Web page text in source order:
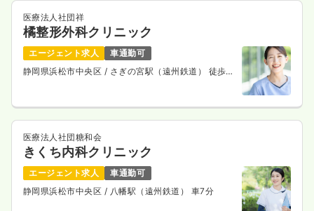
医療法人社団祥
橘整形外科クリニック
エージェント求人
車通勤可
静岡県浜松市中央区 / さぎの宮駅（遠州鉄道） 徒歩
医療法人社団糖和会
きくち内科クリニック
エージェント求人
車通勤可
静岡県浜松市中央区 / 八幡駅（遠州鉄道） 車7分